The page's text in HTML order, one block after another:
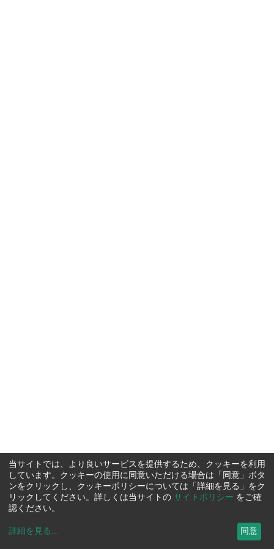
当サイトでは、より良いサービスを提供するため、クッキーを利用
しています。クッキーの使用に同意いただける場合は「同意」ボタ
ンをクリックし、クッキーポリシーについては「詳細を見る」をク
リックしてください。詳しくは当サイトの サイトポリシー をご確
認ください。
詳細を見る ... 同意